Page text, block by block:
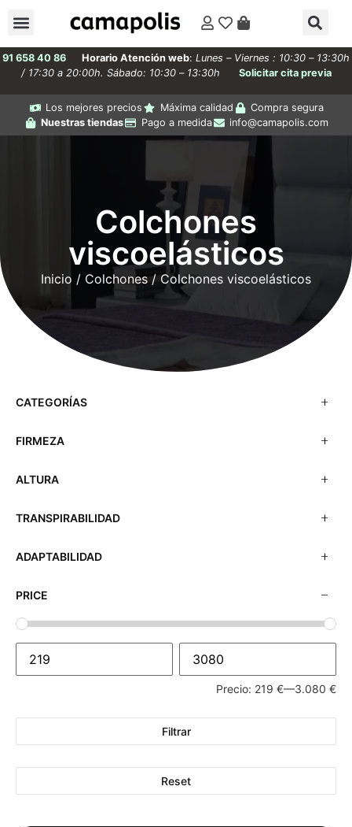
91 658 40 86 Horario Atención web: Lunes – Viernes : 10:30 – 13:30h
/ 17:30 a 20:00h. Sábado: 10:30 – 13:30h
Solicitar cita previa
Los mejores precios Máxima calidad
Compra segura
Nuestras tiendas
Pago a medida info@camapolis.com
Colchones
viscoelásticos
Inicio / Colchones/ Colchones viscoelásticos
CATEGORÍAS
FIRMEZA
ALTURA
TRANSPIRABILIDAD
ADAPTABILIDAD
PRICE
Precio: 219 €—3.080 €
Filtrar
Reset